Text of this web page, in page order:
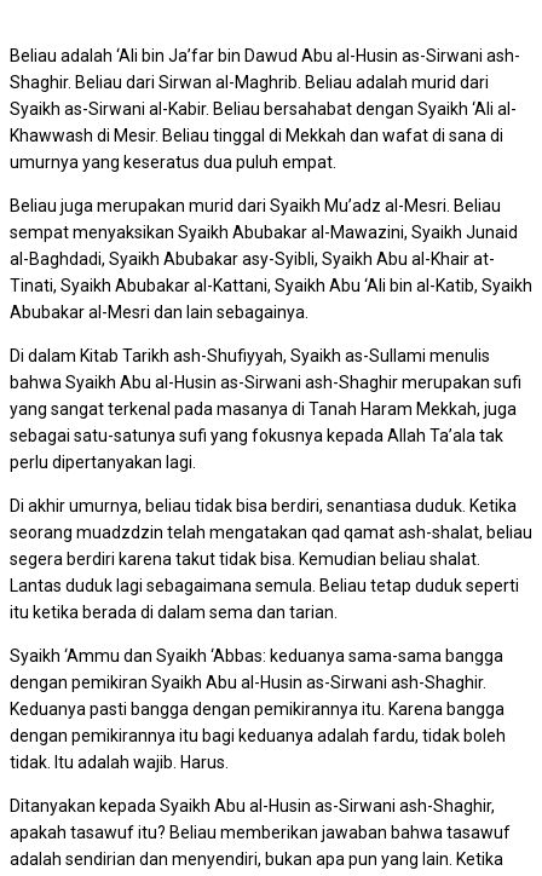
Beliau adalah ‘Ali bin Ja’far bin Dawud Abu al-Husin as-Sirwani ash-
Shaghir. Beliau dari Sirwan al-Maghrib. Beliau adalah murid dari
Syaikh as-Sirwani al-Kabir. Beliau bersahabat dengan Syaikh ‘Ali al-
Khawwash di Mesir. Beliau tinggal di Mekkah dan wafat di sana di
umurnya yang keseratus dua puluh empat.
Beliau juga merupakan murid dari Syaikh Mu’adz al-Mesri. Beliau
sempat menyaksikan Syaikh Abubakar al-Mawazini, Syaikh Junaid
al-Baghdadi, Syaikh Abubakar asy-Syibli, Syaikh Abu al-Khair at-
Tinati, Syaikh Abubakar al-Kattani, Syaikh Abu ‘Ali bin al-Katib, Syaikh
Abubakar al-Mesri dan lain sebagainya.
Di dalam Kitab Tarikh ash-Shufiyyah, Syaikh as-Sullami menulis
bahwa Syaikh Abu al-Husin as-Sirwani ash-Shaghir merupakan sufi
yang sangat terkenal pada masanya di Tanah Haram Mekkah, juga
sebagai satu-satunya sufi yang fokusnya kepada Allah Ta’ala tak
perlu dipertanyakan lagi.
Di akhir umurnya, beliau tidak bisa berdiri, senantiasa duduk. Ketika
seorang muadzdzin telah mengatakan qad qamat ash-shalat, beliau
segera berdiri karena takut tidak bisa. Kemudian beliau shalat.
Lantas duduk lagi sebagaimana semula. Beliau tetap duduk seperti
itu ketika berada di dalam sema dan tarian.
Syaikh ‘Ammu dan Syaikh ‘Abbas: keduanya sama-sama bangga
dengan pemikiran Syaikh Abu al-Husin as-Sirwani ash-Shaghir.
Keduanya pasti bangga dengan pemikirannya itu. Karena bangga
dengan pemikirannya itu bagi keduanya adalah fardu, tidak boleh
tidak. Itu adalah wajib. Harus.
Ditanyakan kepada Syaikh Abu al-Husin as-Sirwani ash-Shaghir,
apakah tasawuf itu? Beliau memberikan jawaban bahwa tasawuf
adalah sendirian dan menyendiri, bukan apa pun yang lain. Ketika